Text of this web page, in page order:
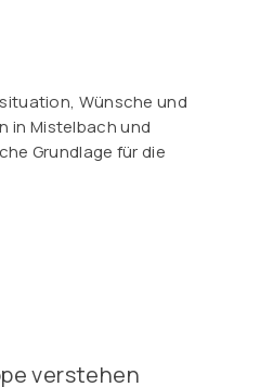
Wünsche und
in Mistelbach und
Grundlage für die
verstehen